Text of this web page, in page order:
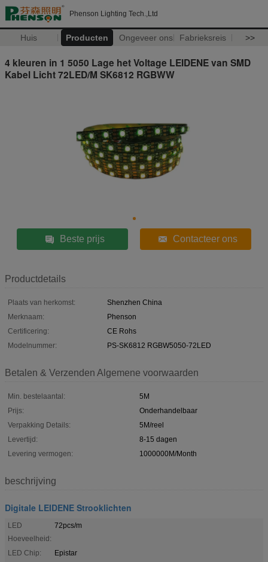
Phenson Lighting Tech.,Ltd
Huis Producten Ongeveer ons Fabrieksreis >>
4 kleuren in 1 5050 Lage het Voltage LEIDENE van SMD
Kabel Licht 72LED/M SK6812 RGBWW
Beste prijs Contacteer ons
Productdetails
Plaats van herkomst:
Shenzhen China
Merknaam:
Phenson
Certificering:
CE Rohs
Modelnummer:
PS-SK6812 RGBW5050-72LED
Betalen & Verzenden Algemene voorwaarden
Min. bestelaantal:
5M
Prijs:
Onderhandelbaar
Verpakking Details:
5M/reel
Levertijd:
8-15 dagen
Levering vermogen:
1000000M/Month
beschrijving
Digitale LEIDENE Strooklichten
LED
Hoeveelheid:
72pcs/m
LED Chip:
Epistar